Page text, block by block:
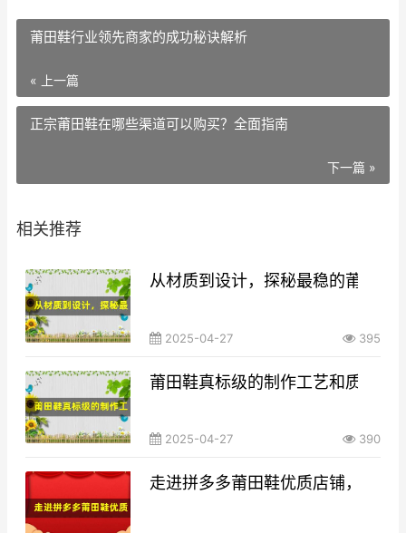
莆田鞋行业领先商家的成功秘诀解析
« 上一篇
正宗莆田鞋在哪些渠道可以购买？全面指南
下一篇 »
相关推荐
从材质到设计，探秘最稳的莆田鞋
2025-04-27 395
莆田鞋真标级的制作工艺和质量标
2025-04-27 390
走进拼多多莆田鞋优质店铺，发现